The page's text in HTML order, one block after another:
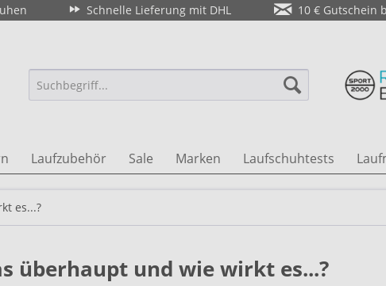
Schnelle Lieferung mit DHL 10 € Gutschein
Laufzubehör Sale Marken Laufschuhtests
es...?
überhaupt und wie wirkt es...?